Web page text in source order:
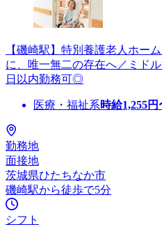
【磯崎駅】特別養護老人ホー
に、唯一無二の存在へ／ミド
日以内勤務可◎
医療・福祉系時給1,255円
勤務地
面接地
茨城県ひたちなか市
磯崎駅から徒歩で5分
シフト